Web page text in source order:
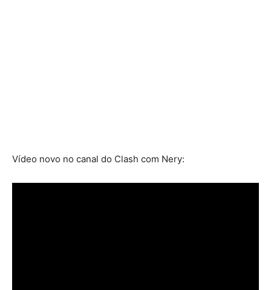
Vídeo novo no canal do Clash com Nery: